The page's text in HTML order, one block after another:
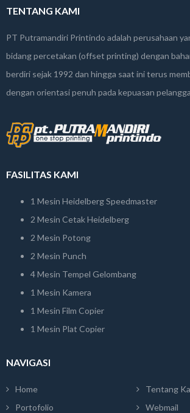
TENTANG KAMI
PT Putramandiri Printindo adalah perusahaan
bidang percetakan (offset printing) dengan
berdiri sejak 1992 dan hingga saat ini terus
dengan orientasi penuh pada kepuasan
FASILITAS KAMI
1 Mesin Heidelberg Speedmaster
2 Mesin Cetak Heidelberg
2 Mesin Potong
2 Mesin Punch
4 Mesin Tempel Gelombang
1 Mesin Kamera
1 Mesin Film Copier
1 Mesin Plat Copier
NAVIGASI
Home
Tentang
Portofolio
Webmail